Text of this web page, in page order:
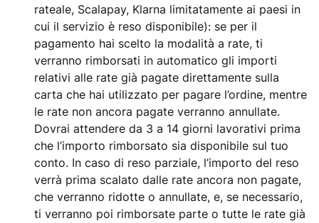
rateale, Scalapay, Klarna limitatamente ai paesi in
cui il servizio è reso disponibile): se per il
pagamento hai scelto la modalità a rate, ti
verranno rimborsati in automatico gli importi
relativi alle rate già pagate direttamente sulla
carta che hai utilizzato per pagare l’ordine, mentre
le rate non ancora pagate verranno annullate.
Dovrai attendere da 3 a 14 giorni lavorativi prima
che l’importo rimborsato sia disponibile sul tuo
conto. In caso di reso parziale, l’importo del reso
verrà prima scalato dalle rate ancora non pagate,
che verranno ridotte o annullate, e, se necessario,
ti verranno poi rimborsate parte o tutte le rate già